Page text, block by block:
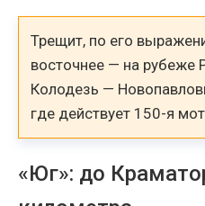
Трещит, по его
восточнее — на рубеже
Колодезь —
где действует 150-я
«Юг»: до